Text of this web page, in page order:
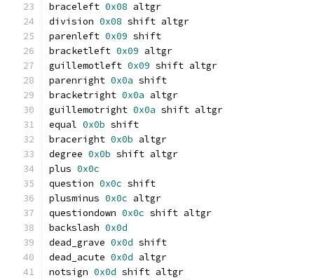
braceleft 0x08 altgr
division 0x08 shift altgr
parenleft 0x09 shift
bracketleft 0x09 altgr
guillemotleft 0x09 shift altgr
parenright 0x0a shift
bracketright 0x0a altgr
guillemotright 0x0a shift altgr
equal 0x0b shift
braceright 0x0b altgr
degree 0x0b shift altgr
plus 0x0c
question 0x0c shift
plusminus 0x0c altgr
questiondown 0x0c shift altgr
backslash 0x0d
dead_grave 0x0d shift
dead_acute 0x0d altgr
notsign 0x0d shift altgr